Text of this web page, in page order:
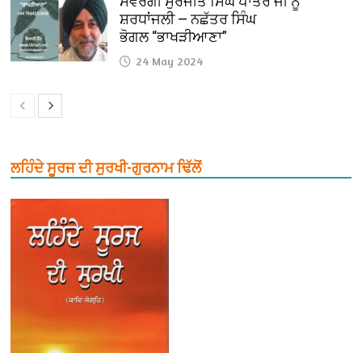
ਸ਼ਰਧਾਂਜਲੀ — ਨਛੱਤਰ ਸਿੰਘ
ਭੋਗਲ “ਭਾਖੜੀਆਣਾ”
24 May 2024
ਲਹਿੰਦੇ ਸੂਰਜ ਦੀ ਸੁਰਖੀ-ਗੁਰਨਾਮ ਢਿੱਲੋਂ